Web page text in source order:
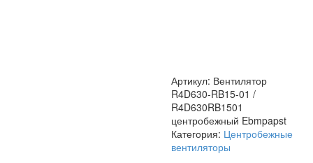
Артикул: Вентилятор
R4D630-RB15-01 /
R4D630RB1501
центробежный Ebmpapst
Категория: Центробежные
вентиляторы